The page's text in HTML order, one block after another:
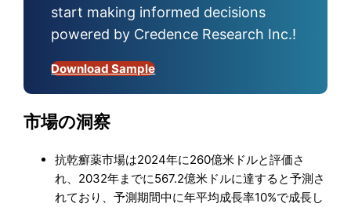
start making informed decisions
powered by Credence Research Inc.!
Download Sample
市場の洞察
抗乾癬薬市場は2024年に260億米ドルと評価さ
れ、2032年までに567.2億米ドルに達すると予測さ
れており、予測期間中に年平均成長率10%で成長し